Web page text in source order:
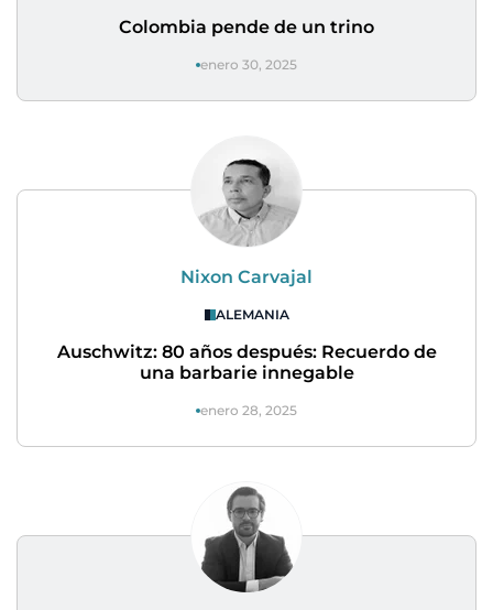
Colombia pende de un trino
enero 30, 2025
Nixon Carvajal
ALEMANIA
Auschwitz: 80 años después: Recuerdo de
una barbarie innegable
enero 28, 2025